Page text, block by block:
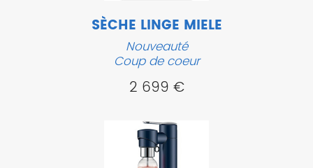
SÈCHE LINGE MIELE
Nouveauté
Coup de coeur
2 699 €